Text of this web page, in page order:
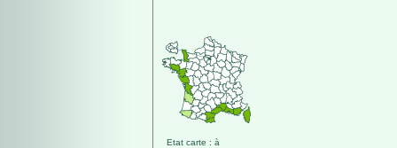
Etat carte : à